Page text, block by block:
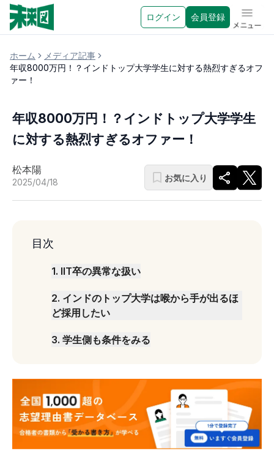
ログイン 会員登録 メニュ
ホーム
メディア記事
年収8000万円！？インドトップ大学学生に対する熱烈すぎるオフ
ァー！
年収8000万円！？インドトップ大学学生
に対する熱烈すぎるオファー！
松本陽
2025/04/18 お気に入り
目次
1. IIT卒の異常な扱い
2. インドのトップ大学は喉から手が出るほ
ど採用したい
3. 学生側も条件をみる